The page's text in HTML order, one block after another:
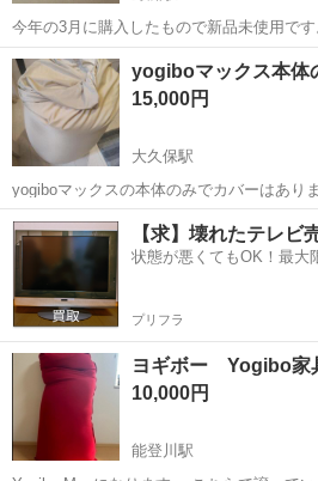
今年の3月に購入したもので新品未使用です
はお店で購入して下さい。 かなり大きい
て下さい。 無印HPより 商品サイズ：約幅120×奥行38×高さ38ｃｍ。
お客様の声から生ま...
滋賀 野洲市 ソファ
yogiboマックス本体
15,000円
大久保駅
yogiboマックスの本体のみでカバーはあり
予定で購入しましたが、想像以上に大きか
ブルのカバーで良ければ、別途3000円でお
滋賀 大津市 大久保駅
【求】壊れたテレビ
状態が悪くてもOK！最大
プリフラ
ヨギボー Yogibo家
10,000円
能登川駅